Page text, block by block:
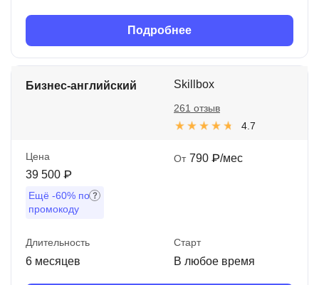
Подробнее
Бизнес-английский Skillbox
4.7
261 отзыв
Цена
39 500 ₽
Ещё -60% по
промокоду
От 790 ₽/мес
Длительность
6 месяцев
Старт
В любое время